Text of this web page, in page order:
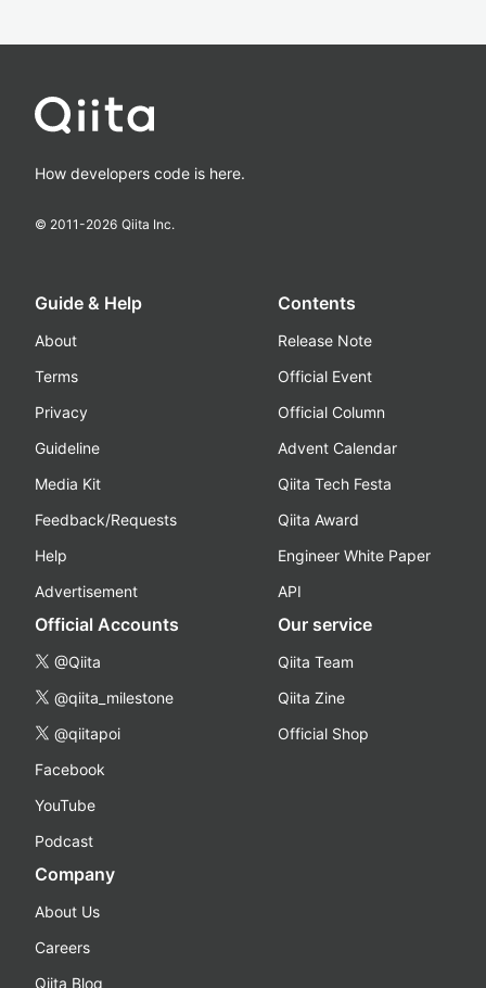
How developers code is here.
© 2011-2026 Qiita Inc.
Guide & Help
About
Terms
Privacy
Guideline
Media Kit
Feedback/Requests
Help
Advertisement
Contents
Release Note
Official Event
Official Column
Advent Calendar
Qiita Tech Festa
Qiita Award
Engineer White Paper
API
Official Accounts
@Qiita
@qiita_milestone
@qiitapoi
Facebook
YouTube
Podcast
Our service
Qiita Team
Qiita Zine
Official Shop
Company
About Us
Careers
Qiita Blog